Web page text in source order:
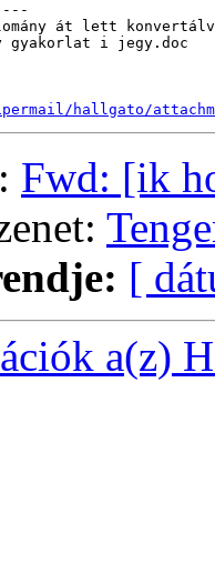
át lett
gyakorlat i jegy.doc
hallgato/
Fwd: [ik
[
a(z)